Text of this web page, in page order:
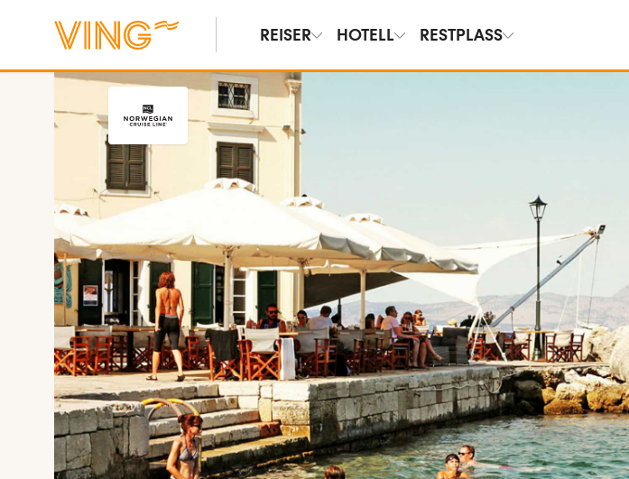
REISER HOTELL RESTPLASS
Vis bilder